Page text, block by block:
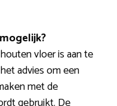
vloer is aan te
advies om een
met de